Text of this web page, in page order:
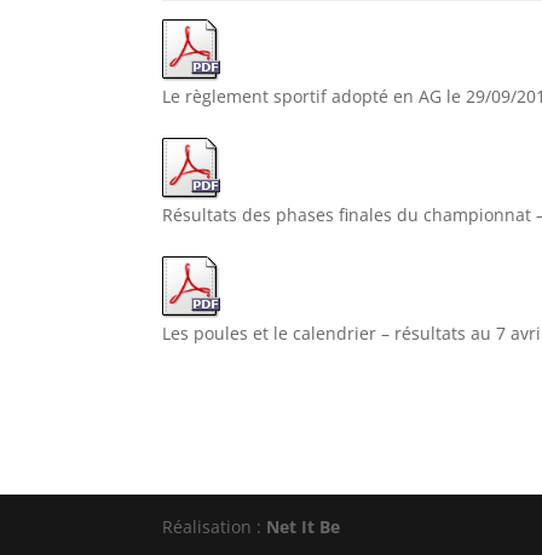
Le règlement sportif adopté en AG le 29/09/
Résultats des phases finales du championnat
Les poules et le calendrier – résultats au 7
Réalisation : Net It Be